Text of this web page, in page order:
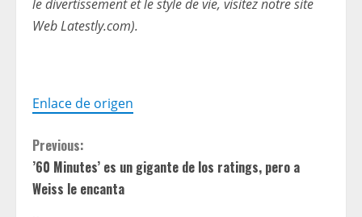
le divertissement et le style de vie, visitez notre site
Web Latestly.com).
Enlace de origen
C
o
Previous:
’60 Minutes’ es un gigante de los ratings, pero a
Weiss le encanta